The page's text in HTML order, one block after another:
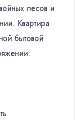
лесов и
Квартира
бытовой